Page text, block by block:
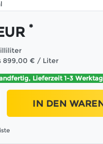
*
899,00 € / Liter
Lieferzeit 1-3
IN DEN